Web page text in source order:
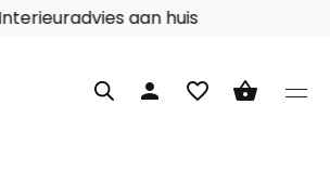
Interieuradvies aan huis
person favorite_border shopping_basket